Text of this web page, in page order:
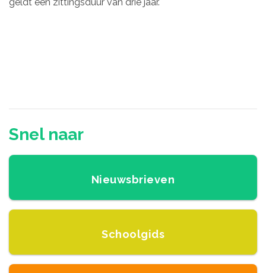
Snel naar
Nieuwsbrieven
Schoolgids